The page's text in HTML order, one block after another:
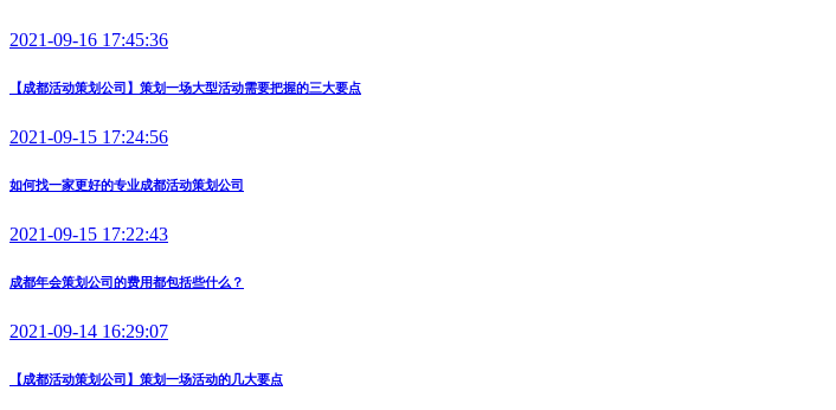
2021-09-16 17:45:36
【成都活动策划公司】策划一场大型活动需要把握的三大要点
2021-09-15 17:24:56
如何找一家更好的专业成都活动策划公司
2021-09-15 17:22:43
成都年会策划公司的费用都包括些什么？
2021-09-14 16:29:07
【成都活动策划公司】策划一场活动的几大要点